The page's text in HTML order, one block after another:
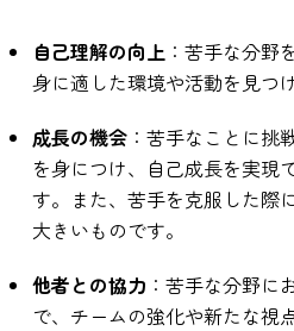
自己理解の向上 ：苦手な分野
身に適した環境や活動を見つ
成長の機会 ：苦手なことに挑
を身につけ、自己成長を実現
す。また、苦手を克服した際
大きいものです。
他者との協力 ：苦手な分野に
で、チームの強化や新たな視